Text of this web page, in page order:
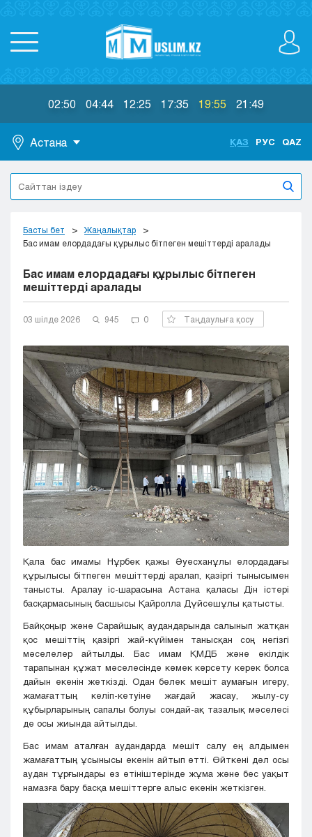
02:50 04:44 12:25 17:35 19:55 21:49
Астана
Астана
Алматы
Актобе
Атырау
Караганда
Кокшетау
Кызылорда
Петропавловск
Семей
Талдыкорган
Тараз
Туркестан
Уральск
Усть-Каменогорск
Шымкент
ҚАЗ РУС QAZ
Басты бет
Жаңалықтар
Бас имам елордадағы құрылыс бітпеген мешіттерді аралады
Бас имам елордадағы құрылыс бітпеген
мешіттерді аралады
03 шілде 2026 945 0 Таңдаулыға қосу
Қала бас имамы Нұрбек қажы Әуесханұлы елордадағы
құрылысы бітпеген мешіттерді аралап, қазіргі тынысымен
танысты. Аралау іс-шарасына Астана қаласы Дін істері
басқармасының басшысы Қайролла Дүйсешұлы қатысты.
Байқоңыр және Сарайшық аудандарында салынып жатқан
қос мешіттің қазіргі жай-күйімен танысқан соң негізгі
мәселелер айтылды. Бас имам ҚМДБ және өкілдік
тарапынан құжат мәселесінде көмек көрсету керек болса
дайын екенін жеткізді. Одан бөлек мешіт аумағын игеру,
жамағаттың келіп-кетуіне жағдай жасау, жылу-су
құбырларының сапалы болуы сондай-ақ тазалық мәселесі
де осы жиында айтылды.
Бас имам аталған аудандарда мешіт салу ең алдымен
жамағаттың ұсынысы екенін айтып өтті. Өйткені дәл осы
аудан тұрғындары өз өтініштерінде жұма және бес уақыт
намазға бару басқа мешіттерге алыс екенін жеткізген.